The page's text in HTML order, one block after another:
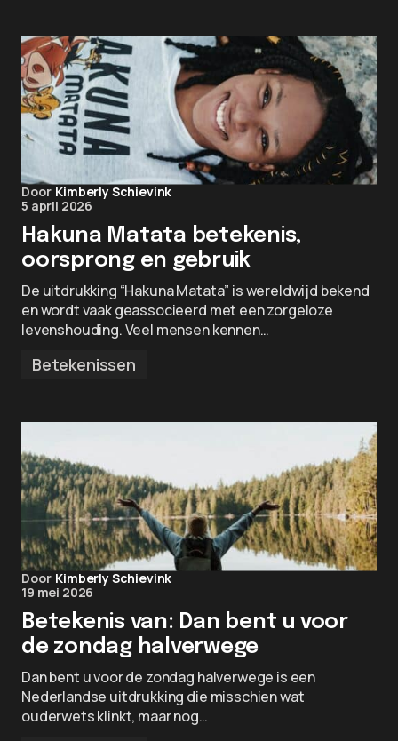
Door Kimberly Schievink
5 april 2026
Hakuna Matata betekenis,
oorsprong en gebruik
De uitdrukking “Hakuna Matata” is wereldwijd bekend
en wordt vaak geassocieerd met een zorgeloze
levenshouding. Veel mensen kennen…
Betekenissen
Door Kimberly Schievink
19 mei 2026
Betekenis van: Dan bent u voor
de zondag halverwege
Dan bent u voor de zondag halverwege is een
Nederlandse uitdrukking die misschien wat
ouderwets klinkt, maar nog…